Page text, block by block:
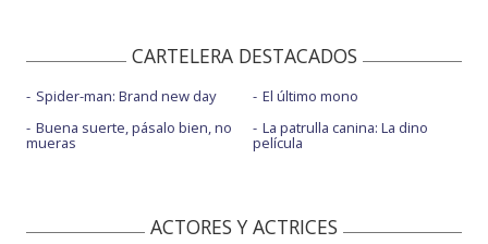
CARTELERA DESTACADOS
Spider-man: Brand new day
Buena suerte, pásalo bien, no
mueras
El último mono
La patrulla canina: La dino
película
ACTORES Y ACTRICES